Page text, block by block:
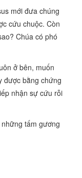
mới đưa chúng
cứu chuộc. Còn
Chúa có phó
ở bên, muốn
được bằng chứng
nhận sự cứu rỗi
tấm gương